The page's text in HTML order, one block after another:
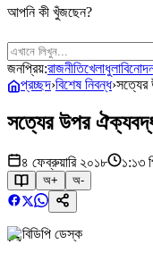
আপনি কী খুঁজছেন?
জনপ্রিয়:রাজনীতিখেলাধুলা
প্রচ্ছদ›বিশেষ নিবন্ধ›সত্যের
সত্যের উপর ঐক্যবদ্ধ
৪ ফেব্রুয়ারি ২০১৮ ১:১৩
অ+ অ-
বিডিপি ডেস্ক